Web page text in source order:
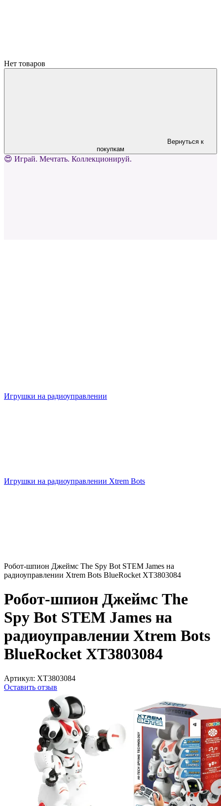
Нет товаров
Вернуться к
покупкам
😍 Играй. Мечтать. Коллекционируй.
Игрушки на радиоуправлении
Игрушки на радиоуправлении Xtrem Bots
Робот-шпион Джеймс The Spy Bot STEM James на
радиоуправлении Xtrem Bots BlueRocket XT3803084
Робот-шпион Джеймс The
Spy Bot STEM James на
радиоуправлении Xtrem Bots
BlueRocket XT3803084
Артикул: XT3803084
Оставить отзыв